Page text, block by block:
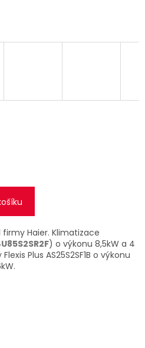
Haier. Klimatizace
) o výkonu 8,5kW a 4
Plus AS25S2SF1B o výkonu